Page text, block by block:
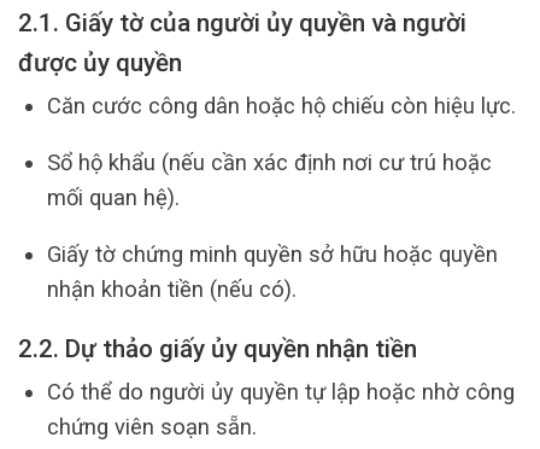
2.1. Giấy tờ của người ủy quyền và người
được ủy quyền
Căn cước công dân hoặc hộ chiếu còn hiệu lực.
Sổ hộ khẩu (nếu cần xác định nơi cư trú hoặc
mối quan hệ).
Giấy tờ chứng minh quyền sở hữu hoặc quyền
nhận khoản tiền (nếu có).
2.2. Dự thảo giấy ủy quyền nhận tiền
Có thể do người ủy quyền tự lập hoặc nhờ công
chứng viên soạn sẵn.